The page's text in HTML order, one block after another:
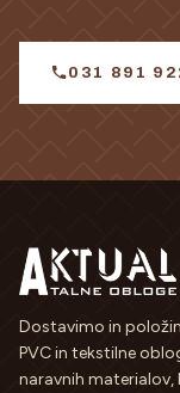
031 891
Dostavimo in
PVC in tekstilne
naravnih materialov,